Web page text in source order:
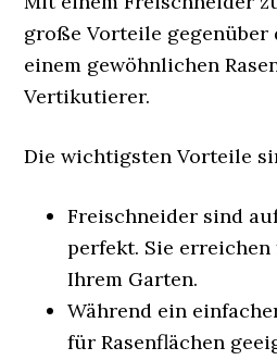
große Vorteile gegenüber
einem gewöhnlichen
Vertikutierer.
Die wichtigsten Vorteile
Freischneider sind
perfekt. Sie
Ihrem Garten.
Während ein
für Rasenflächen